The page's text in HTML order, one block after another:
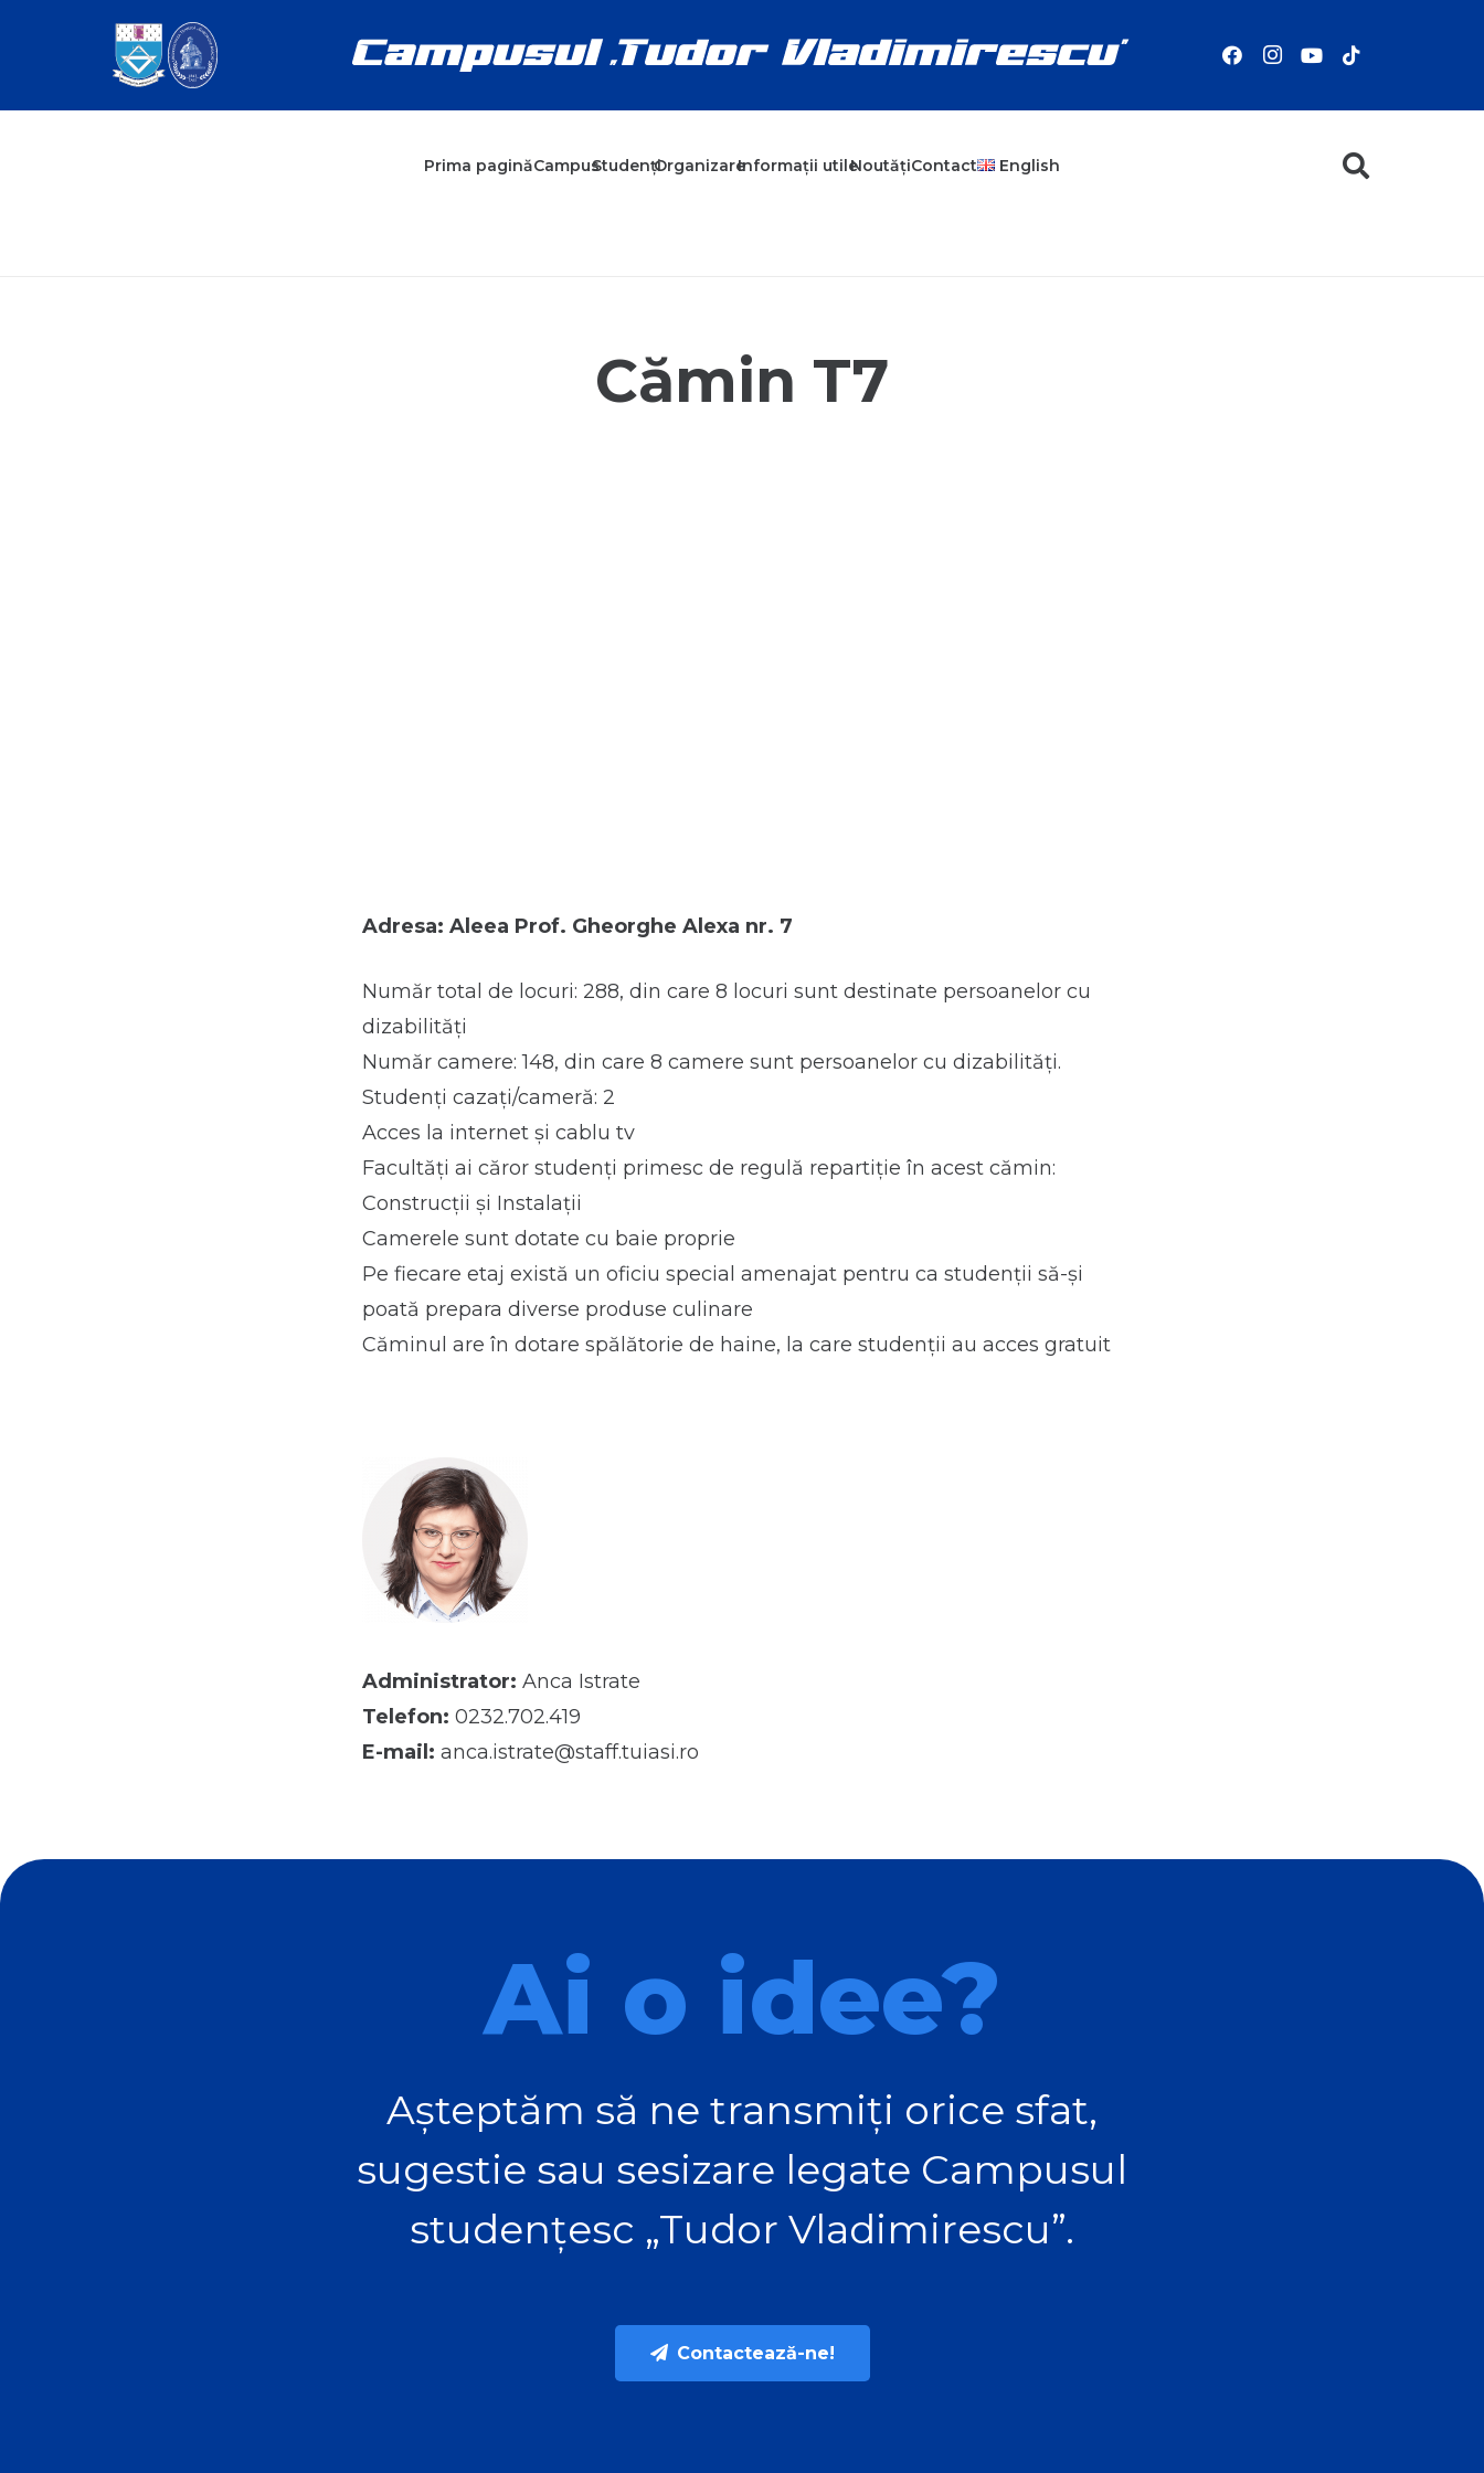
Prima paginăCampusStudențiOrganizareInformații utileNoutățiContact English
Cămin T7
Adresa: Aleea Prof. Gheorghe Alexa nr. 7
Număr total de locuri: 288, din care 8 locuri sunt destinate persoanelor cu
dizabilități
Număr camere: 148, din care 8 camere sunt persoanelor cu dizabilități.
Studenţi cazaţi/cameră: 2
Acces la internet și cablu tv
Facultăți ai căror studenți primesc de regulă repartiție în acest cămin:
Construcţii şi Instalaţii
Camerele sunt dotate cu baie proprie
Pe fiecare etaj există un oficiu special amenajat pentru ca studenții să-și
poată prepara diverse produse culinare
Căminul are în dotare spălătorie de haine, la care studenții au acces gratuit
Administrator: Anca Istrate
Telefon: 0232.702.419
E-mail: anca.istrate@staff.tuiasi.ro
Ai o idee?
Așteptăm să ne transmiți orice sfat,
sugestie sau sesizare legate Campusul
studențesc „Tudor Vladimirescu”.
Contactează-ne!